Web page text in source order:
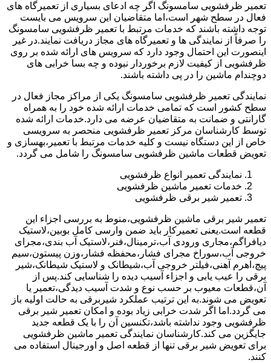
تعمیر ظرفشویی سامسونگ اگر چه ادعای بسیاری از تعمیرگاه های
فعال در سطح شهر است،اما متقاضیان این سرویس می بایست
توجه داشته باشند که خدمات مرتبط با تعمیر ظرفشویی سامسونگ
را صرفاً از نمایندگی ها و تعمیرگاه های مجاز دریافت نمایند.در غیر
اینصورت این احتمال وجود دارد که سرویس های ارائه شده بر روی
ظرفشویی از کیفیت لازم برخوردار نبوده و چه بسا خرابی های
دوچندام ماشین را در پی داشته باشند.
نمایندگی تعمیر ظرفشویی سامسونگ یکی از مراکز مجاز فعال در
سطح کشور است که تمامی خدمات ارائه شده خود را به همراه
گارانتی و ضمانت به متقاضیان عرضه می دارد.خدمات ارائه شده
توسط کارشناسان مرکز تعمیر ظرفشویی منحصر به سرویسی
خاص از این دستگاه نیست و کلیه خدمات مرتبط با تعمیر،بهسازی و
تعویض قطعات ماشین ظرفشویی سامسونگ را شامل می گردد.
نمایندگی تعمیر انواع ظرفشویی
خدمات تعمیر ماشین ظرفشویی
تعمیر شیر برقی ظرفشویی
تعمیر شیر برقی ماشین ظرفشویی،منوط به بررسی اجزاء این
قطعه است.یعنی تعمیرکار باید ضمن وارسی کامل بوبین،لاستیک
دیافراگم،مجاری ورودی آب،ترمینال،فنر،لاستیک آب بندی،مجرای
خروجی آب،سوراخ مجرای فشار،محفظه فشار،وزن پیستون،سیم
پیچ،اهرم آهنی،فیلتر خروجی آب،شیطانک و لاستیک شیطانک،شیر
برقی را عیب یابی و اجزاء آسیب دیده را شناسایی کند.پس از
آن،قطعات معیوب بر حسب نوع و شدت آسیب دیدگی،تعمیر یا
تعویض می شوند.به این ترتیب عملکرد شیربرقی به حالت اولیه باز
می گردد.اما اگر شدت خرابی زیاد بوده و امکان تعمیر شیر برقی
ظرفشویی وجود نداشته باشد،تکنسین آن را با یک قطعه جدید
جایگزین می کند.کارشناسان نمایندگی تعمیر ماشین ظرفشویی
برای تعویض شیر برقی تنها از قطعه اصل و اورجینال استفاده می
کنند.